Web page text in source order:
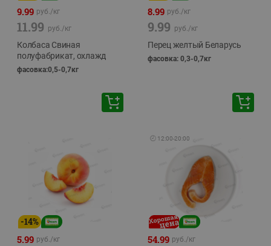
9.99 руб./кг
11.99 руб./кг
Колбаса Свиная
полуфабрикат, охлажд
фасовка:0,5-0,7кг
8.99 руб./кг
9.99 руб./кг
Перец желтый Беларусь
фасовка: 0,3-0,7кг
-14%
5.99 руб./кг
🕘 12:00-20:00
54.99 руб./кг